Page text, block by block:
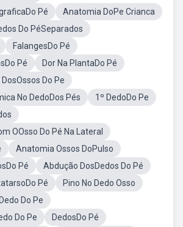
Pé
Anatomia DoPe Crianca
Do PéSeparados
FalangesDo Pé
Pé
Dor Na PlantaDo Pé
Do Pe
No DedoDos Pés
1º DedoDo Pe
OOsso Do Pé Na Lateral
Anatomia Ossos DoPulso
Pé
Abdução DosDedos Do Pé
Pé
Pino No Dedo Osso
Do Pe
Do Pe
DedosDo Pé